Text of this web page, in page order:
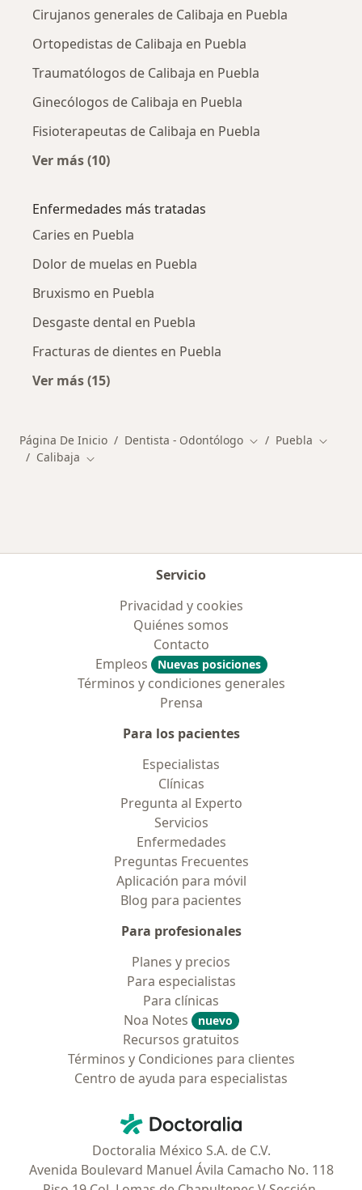
Cirujanos generales de Calibaja en Puebla
Ortopedistas de Calibaja en Puebla
Traumatólogos de Calibaja en Puebla
Ginecólogos de Calibaja en Puebla
Fisioterapeutas de Calibaja en Puebla
Ver más (10)
Enfermedades más tratadas
Caries en Puebla
Dolor de muelas en Puebla
Bruxismo en Puebla
Desgaste dental en Puebla
Fracturas de dientes en Puebla
Ver más (15)
Página De Inicio Dentista - Odontólogo Cambiar de ciudad
Puebla
Calibaja Cambiar de ciudad
Servicio
Privacidad y cookies
Quiénes somos
Contacto
Empleos
Nuevas posiciones
Términos y condiciones generales
Prensa
Para los pacientes
Especialistas
Clínicas
Pregunta al Experto
Servicios
Enfermedades
Preguntas Frecuentes
Aplicación para móvil
Blog para pacientes
Para profesionales
Planes y precios
Para especialistas
Para clínicas
Noa Notes
nuevo
Recursos gratuitos
Términos y Condiciones para clientes
Centro de ayuda para especialistas
Doctoralia - Página de inicio
Doctoralia México S.A. de C.V.
Avenida Boulevard Manuel Ávila Camacho No. 118